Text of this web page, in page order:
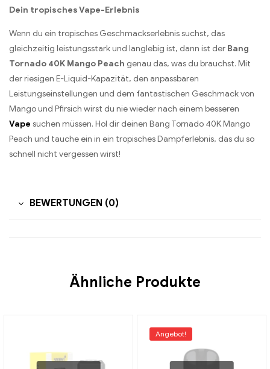
Dein tropisches Vape-Erlebnis
Wenn du ein tropisches Geschmackserlebnis suchst, das
gleichzeitig leistungsstark und langlebig ist, dann ist der Bang
Tornado 40K Mango Peach genau das, was du brauchst. Mit
der riesigen E-Liquid-Kapazität, den anpassbaren
Leistungseinstellungen und dem fantastischen Geschmack von
Mango und Pfirsich wirst du nie wieder nach einem besseren
Vape suchen müssen. Hol dir deinen Bang Tornado 40K Mango
Peach und tauche ein in ein tropisches Dampferlebnis, das du so
schnell nicht vergessen wirst!
BEWERTUNGEN (0)
Ähnliche Produkte
Angebot!